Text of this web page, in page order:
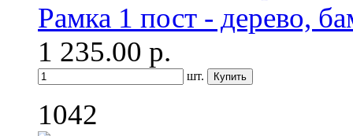
Рамка 1 пост - дерево,
1 235.00 р.
шт.
1042